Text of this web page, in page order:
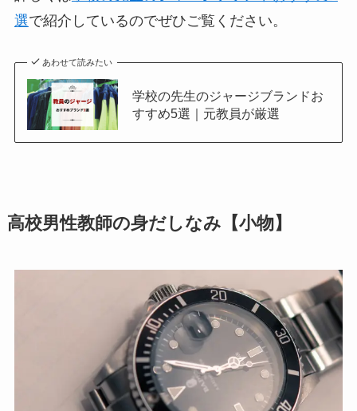
選で紹介しているのでぜひご覧ください。
あわせて読みたい
学校の先生のジャージブランドお
すすめ5選｜元教員が厳選
高校男性教師の身だしなみ【小物】